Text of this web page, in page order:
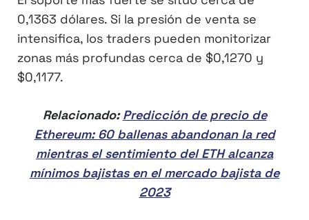
0,1363 dólares. Si la presión de venta se
intensifica, los traders pueden monitorizar
zonas más profundas cerca de $0,1270 y
$0,1177.
Relacionado:Predicción de precio de
Ethereum: 60 ballenas abandonan la red
mientras el sentimiento del ETH alcanza
mínimos bajistas en el mercado bajista de
2023